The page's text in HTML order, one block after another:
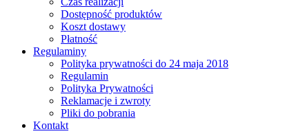
Dostępność produktów
Koszt dostawy
Płatność
Regulaminy
Polityka prywatności do 24 maja 2018
Regulamin
Polityka Prywatności
Reklamacje i zwroty
Pliki do pobrania
Kontakt